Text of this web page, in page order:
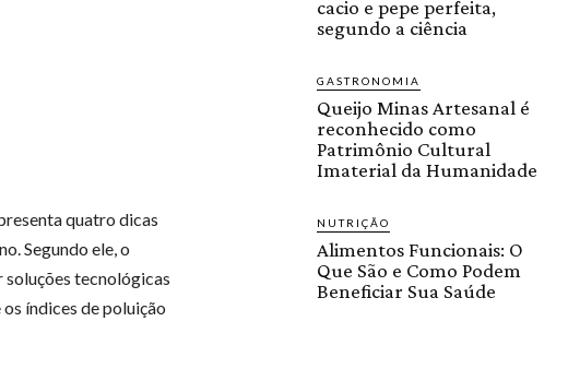
quatro dicas
Segundo ele, o
tecnológicas
índices de poluição
cacio e pepe perfeita,
segundo a ciência
GASTRONOMIA
Queijo Minas Artesanal é
reconhecido como
Patrimônio Cultural
Imaterial da Humanidade
NUTRIÇÃO
Alimentos Funcionais: O
Que São e Como Podem
Beneficiar Sua Saúde